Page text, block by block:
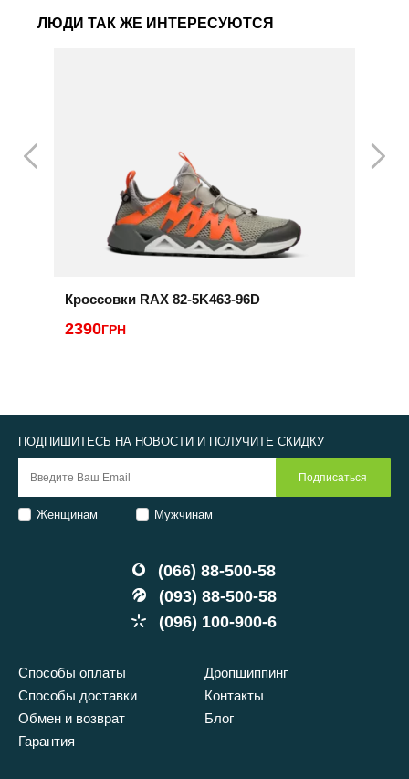
ЛЮДИ ТАК ЖЕ ИНТЕРЕСУЮТСЯ
Кроссовки RAX 82-5K463-96D
2390ГРН
(066) 88-500-58
(093) 88-500-58
(096) 100-900-6
Способы оплаты
Способы доставки
Обмен и возврат
Гарантия
Дропшиппинг
Контакты
Блог
ПОДПИШИТЕСЬ НА НОВОСТИ И ПОЛУЧИТЕ СКИДКУ
Женщинам Мужчинам